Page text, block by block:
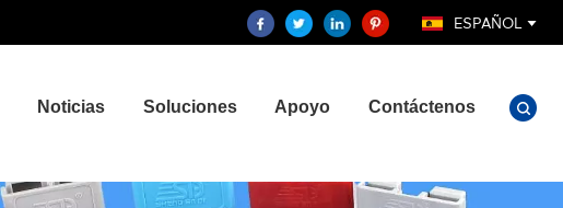
ESPAÑOL
Noticias Soluciones Apoyo Contáctenos